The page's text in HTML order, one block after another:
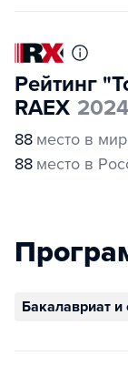
Рейтинг
RAEX 2024
88 место в
88 место в
Бакалавриат и